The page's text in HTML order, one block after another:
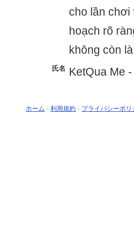
cho lần chơi
hoạch rõ
không còn
氏名 KetQua Me
ホーム - 利用規約 - プライバシーポリ